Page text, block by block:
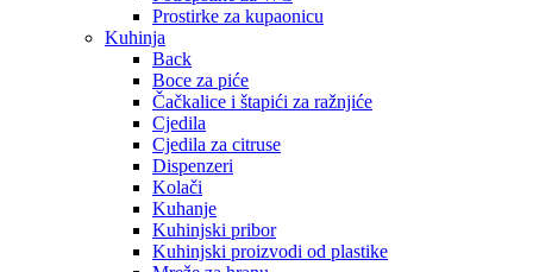
Prostirke za kupaonicu
Kuhinja
Back
Boce za piće
Čačkalice i štapići za ražnjiće
Cjedila
Cjedila za citruse
Dispenzeri
Kolači
Kuhanje
Kuhinjski pribor
Kuhinjski proizvodi od plastike